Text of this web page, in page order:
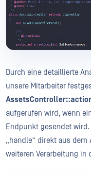
Durch eine detaillierte
unsere Mitarbeiter
aufgerufen wird, wenn
Endpunkt gesendet
„handle” direkt aus
weiteren Verarbeitung in